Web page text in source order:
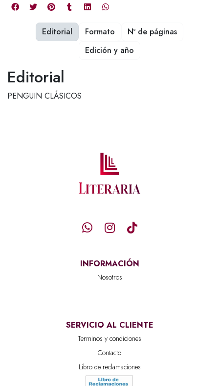
Editorial
PENGUIN CLÁSICOS
Editorial Formato
Nº de páginas
Edición y año
INFORMACIÓN
Nosotros
SERVICIO AL CLIENTE
Terminos y condiciones
Contacto
Libro de reclamaciones